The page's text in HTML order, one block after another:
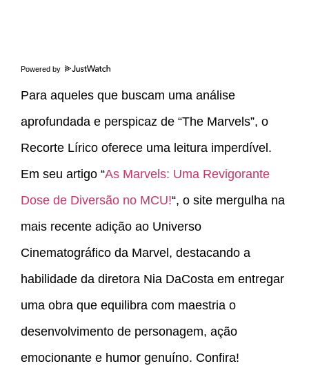
Powered by
Para aqueles que buscam uma análise
aprofundada e perspicaz de “The Marvels”, o
Recorte Lírico oferece uma leitura imperdível.
Em seu artigo “As Marvels: Uma Revigorante
Dose de Diversão no MCU!“, o site mergulha na
mais recente adição ao Universo
Cinematográfico da Marvel, destacando a
habilidade da diretora Nia DaCosta em entregar
uma obra que equilibra com maestria o
desenvolvimento de personagem, ação
emocionante e humor genuíno. Confira!